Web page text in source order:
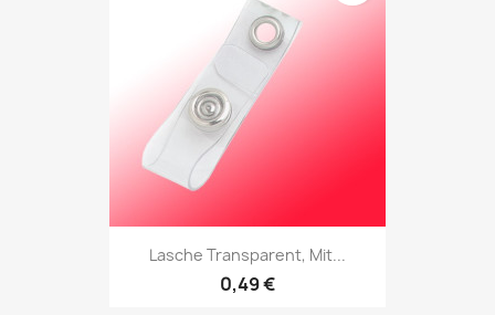
Lasche Transparent, Mit...
0,49 €